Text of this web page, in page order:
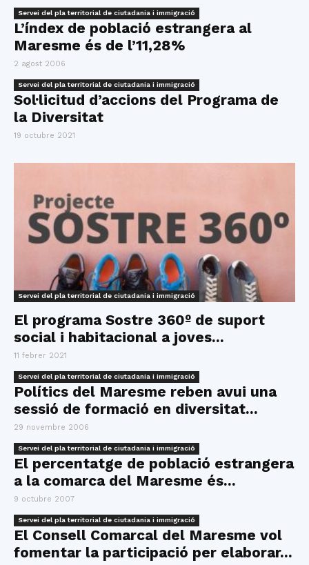
Servei del pla territorial de ciutadania i immigració
L’índex de població estrangera al
Maresme és de l’11,28%
2 agost 2006
Servei del pla territorial de ciutadania i immigració
Sol·licitud d’accions del Programa de
la Diversitat
19 octubre 2021
Servei del pla territorial de ciutadania i immigració
El programa Sostre 360º de suport
social i habitacional a joves...
11 febrer 2021
Servei del pla territorial de ciutadania i immigració
Polítics del Maresme reben avui una
sessió de formació en diversitat...
29 novembre 2006
Servei del pla territorial de ciutadania i immigració
El percentatge de població estrangera
a la comarca del Maresme és...
9 octubre 2007
Servei del pla territorial de ciutadania i immigració
El Consell Comarcal del Maresme vol
fomentar la participació per elaborar...